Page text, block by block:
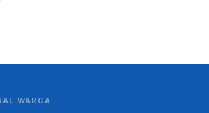
WARGA